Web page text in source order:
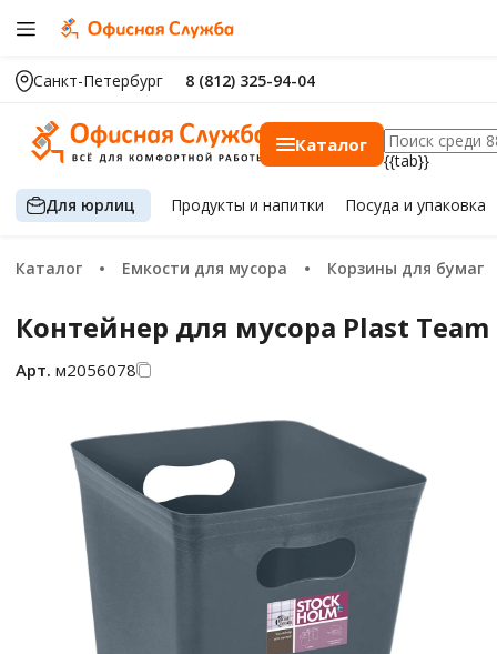
Санкт-Петербург 8 (812) 325-94-04
Каталог
{{tab}}
Для юрлиц Продуктыи напитки Посуда и упаковка
Каталог Емкости для мусора Корзины для бумаг
Контейнер для мусора Plast
Арт. м2056078